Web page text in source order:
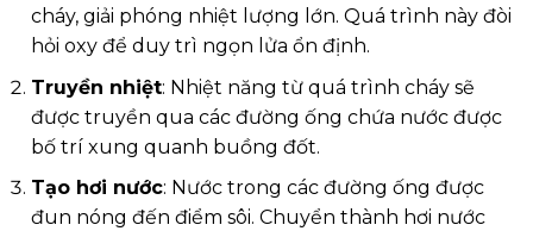
cháy, giải phóng nhiệt lượng lớn. Quá trình này đòi
hỏi oxy để duy trì ngọn lửa ổn định.
Truyền nhiệt: Nhiệt năng từ quá trình cháy sẽ
được truyền qua các đường ống chứa nước được
bố trí xung quanh buồng đốt.
Tạo hơi nước: Nước trong các đường ống được
đun nóng đến điểm sôi. Chuyển thành hơi nước